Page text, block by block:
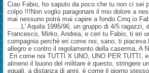
Ciao Fabio, ho saputo da poco che tu non ci sei
colpo !!!Non voglio paragonare il mio dolore a
mai nessuno potrà mai capire a fondo.Cmq io
.......L' Aquila 1995/96, un gruppo di 4/5 ragazzi,
Francesco, Mirko, Andrea, e ceri tu Fabio, ti eri
compagnia perchè eri come noi, sano, ti piaceva
allegro e contro il regolamento della caserma, A
.Eri come noi TUTTI X UNO, UNO PER TUTTI,
almeno il buono del militare è questo, stringere
eguali, a distanza di anni, è come il giorno